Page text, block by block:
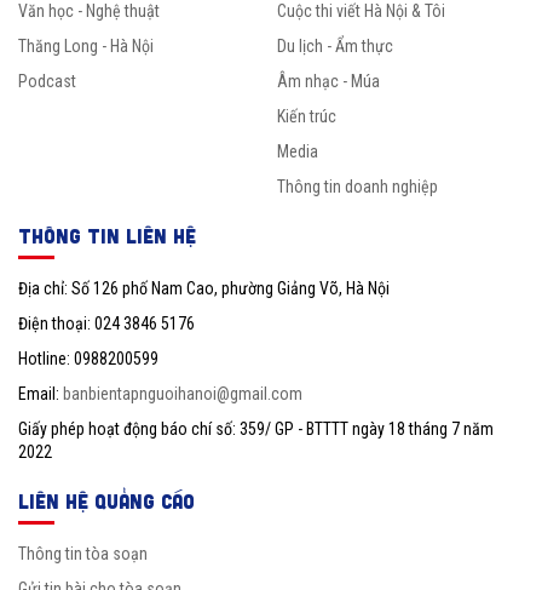
Văn học - Nghệ thuật
Thăng Long - Hà Nội
Podcast
Cuộc thi viết Hà Nội & Tôi
Du lịch - Ẩm thực
Âm nhạc - Múa
Kiến trúc
Media
Thông tin doanh nghiệp
THÔNG TIN LIÊN HỆ
Địa chỉ: Số 126 phố Nam Cao, phường Giảng Võ, Hà Nội
Điện thoại: 024 3846 5176
Hotline: 0988200599
Email: banbientapnguoihanoi@gmail.com
Giấy phép hoạt động báo chí số: 359/ GP - BTTTT ngày 18 tháng 7 năm
2022
LIÊN HỆ QUẢNG CÁO
Thông tin tòa soạn